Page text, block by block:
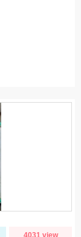
4031 view